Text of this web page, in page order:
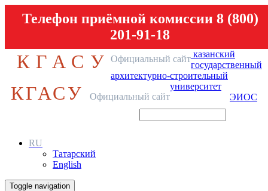
Телефон приёмной комиссии 8 (800)
201-91-18
КГАСУ Официальный сайт казанский
государственный
архитектурно-строительный
университет
КГАСУ Официальный сайт ЭИОС
RU
Татарский
English
Toggle navigation